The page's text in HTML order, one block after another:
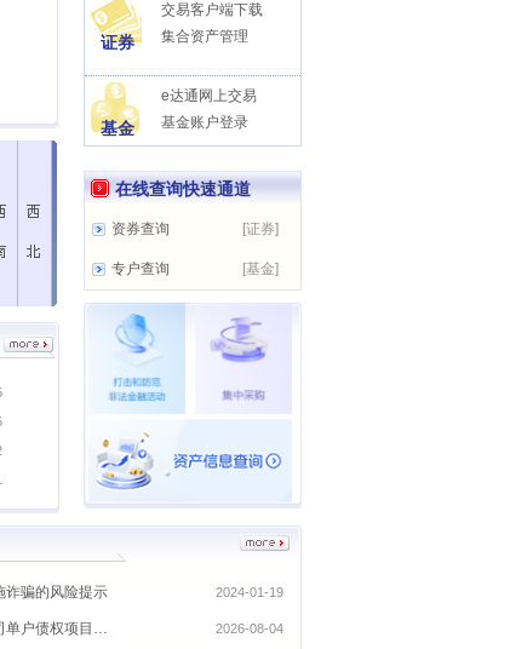
安徽
江西
深圳
广西
重庆 贵州
陕西 宁夏
证券
交易客户端下载
集合资产管理
基金
e达通网上交易
基金账户登录
在线查询快速通道
资券查询 [证券]
专户查询 [基金]
诈骗的风险提示 2024-01-19
镇江市永森装饰有限责任公司单户债权项目竞买补登公告 2026-08-04